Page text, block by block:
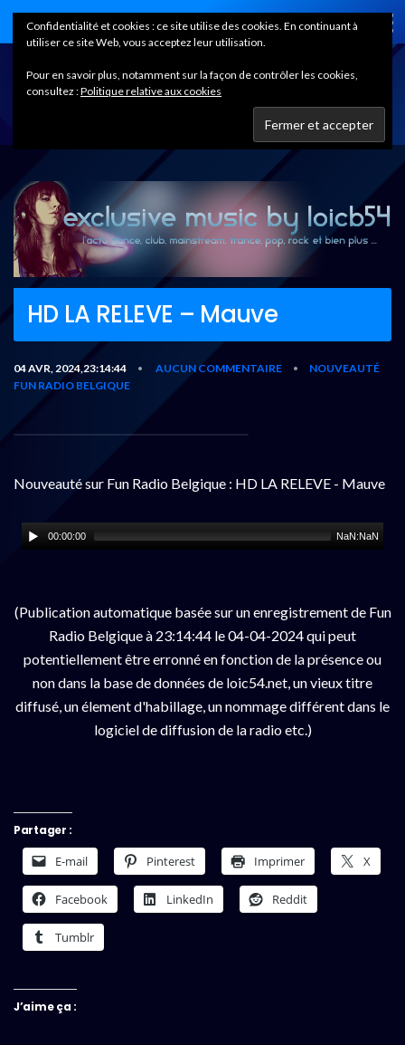
Home
HD LA RELEVE – Mauve
04 AVR, 2024,23:14:44 • AUCUN COMMENTAIRE •
NOUVEAUTÉ
FUN RADIO BELGIQUE
Nouveauté sur Fun Radio Belgique : HD LA RELEVE - Mauve
00:00:00 NaN:NaN
(Publication automatique basée sur un enregistrement de Fun
Radio Belgique à 23:14:44 le 04-04-2024 qui peut
potentiellement être erronné en fonction de la présence ou
non dans la base de données de loic54.net, un vieux titre
diffusé, un élement d'habillage, un nommage différent dans le
logiciel de diffusion de la radio etc.)
Partager :
E-mail Pinterest Imprimer X
Facebook LinkedIn Reddit
Tumblr
J’aime ça :
Confidentialité et cookies : ce site utilise des cookies. En continuant à
utiliser ce site Web, vous acceptez leur utilisation.
Pour en savoir plus, notamment sur la façon de contrôler les cookies,
consultez :Politique relative aux cookies